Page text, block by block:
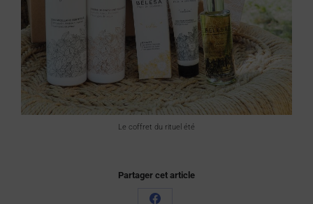
Le coffret du rituel été
Partager cet article